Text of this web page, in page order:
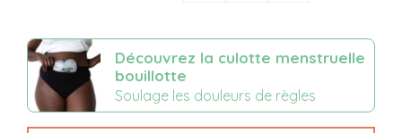
Découvrez la culotte menstruelle
bouillotte
Soulage les douleurs de règles